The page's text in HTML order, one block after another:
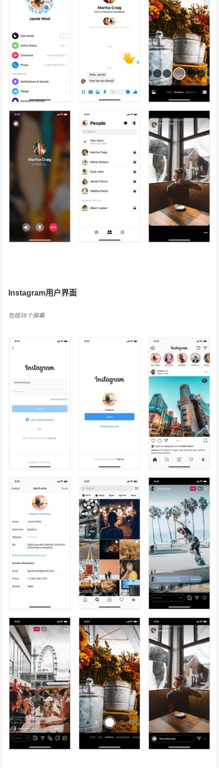
Instagram用户界面
包括36个屏幕